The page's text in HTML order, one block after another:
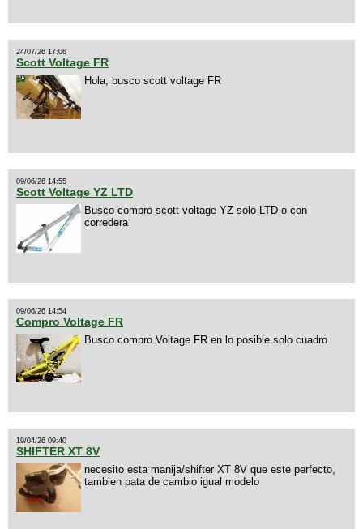
24/07/26 17:06
Scott Voltage FR
Hola, busco scott voltage FR
09/06/26 14:55
Scott Voltage YZ LTD
Busco compro scott voltage YZ solo LTD o con
corredera
09/06/26 14:54
Compro Voltage FR
Busco compro Voltage FR en lo posible solo cuadro.
19/04/26 09:40
SHIFTER XT 8V
necesito esta manija/shifter XT 8V que este perfecto,
tambien pata de cambio igual modelo